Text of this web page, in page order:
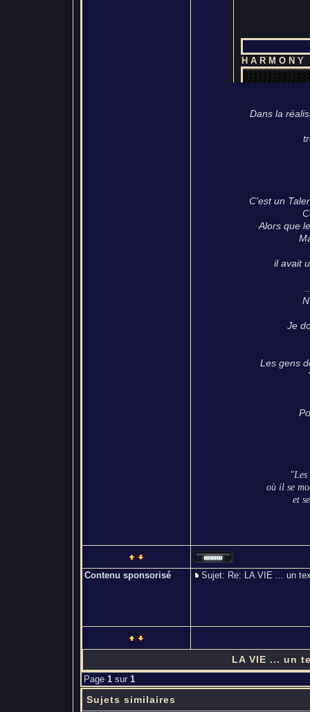
Dans la
C'est un
Alors que
il avait
Je
Les gens
"Les
où il se
et
Contenu sponsorisé Sujet: Re: LA VIE ... un
LA VIE ... un
Page 1sur 1
Sujets similaires